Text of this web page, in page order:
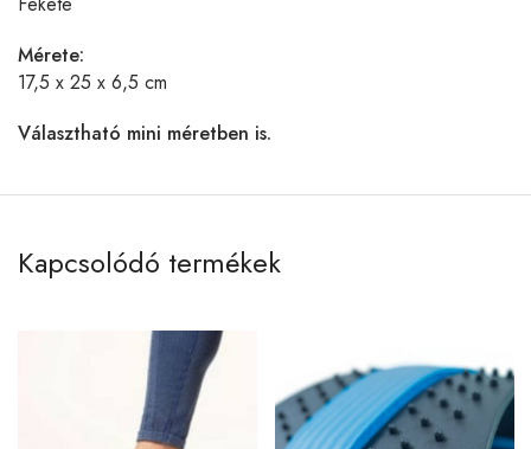
Mérete:
17,5 x 25 x 6,5 cm
Választható mini méretben is.
Kapcsolódó termékek